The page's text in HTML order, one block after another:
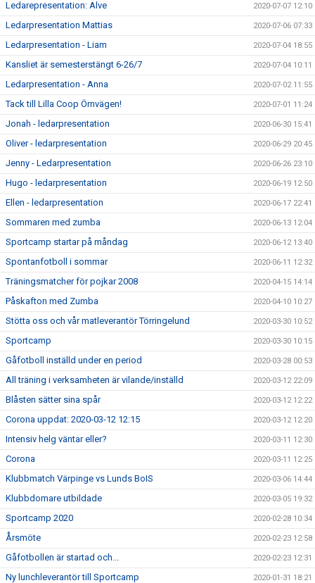
Ledarepresentation: Alve 2020-07-07 12:10
Ledarpresentation Mattias 2020-07-06 07:33
Ledarpresentation - Liam 2020-07-04 18:55
Kansliet är semesterstängt 6-26/7 2020-07-04 10:11
Ledarpresentation - Anna 2020-07-02 11:55
Tack till Lilla Coop Örnvägen! 2020-07-01 11:24
Jonah - ledarpresentation 2020-06-30 15:41
Oliver - ledarpresentation 2020-06-29 20:45
Jenny - Ledarpresentation 2020-06-26 23:10
Hugo - ledarpresentation 2020-06-19 12:50
Ellen - ledarpresentation 2020-06-17 22:41
Sommaren med zumba 2020-06-13 12:04
Sportcamp startar på måndag 2020-06-12 13:40
Spontanfotboll i sommar 2020-06-11 12:32
Träningsmatcher för pojkar 2008 2020-04-15 14:14
Påskafton med Zumba 2020-04-10 10:27
Stötta oss och vår matleverantör Törringelund 2020-03-30 10:52
Sportcamp 2020-03-30 10:15
Gåfotboll inställd under en period 2020-03-28 00:53
All träning i verksamheten är vilande/inställd 2020-03-12 22:09
Blåsten sätter sina spår 2020-03-12 12:22
Corona uppdat: 2020-03-12 12:15 2020-03-12 12:20
Intensiv helg väntar eller? 2020-03-11 12:30
Corona 2020-03-11 12:25
Klubbmatch Värpinge vs Lunds BoIS 2020-03-06 14:44
Klubbdomare utbildade 2020-03-05 19:32
Sportcamp 2020 2020-02-28 10:34
Årsmöte 2020-02-23 12:58
Gåfotbollen är startad och... 2020-02-23 12:31
Ny lunchleverantör till Sportcamp 2020-01-31 18:21